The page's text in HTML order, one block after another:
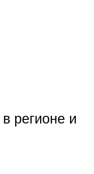
регионе и